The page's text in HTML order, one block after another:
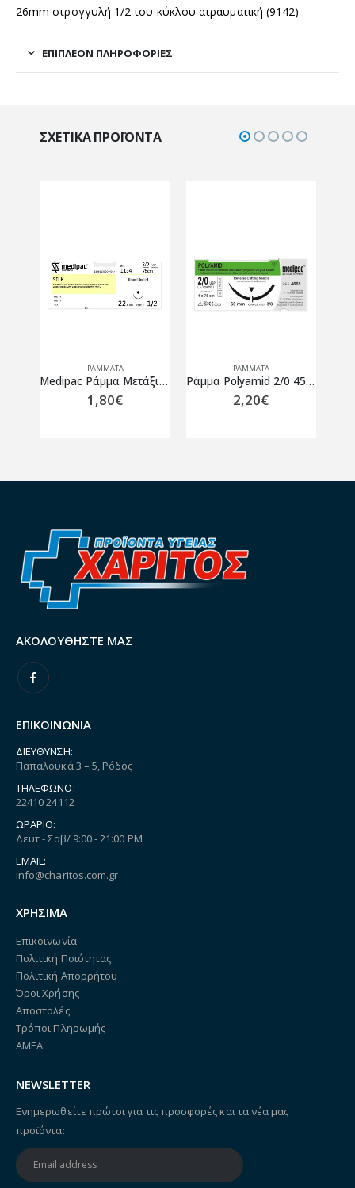
26mm στρογγυλή 1/2 του κύκλου ατραυματική (9142)
ΕΠΙΠΛΈΟΝ ΠΛΗΡΟΦΟΡΊΕΣ
ΣΧΕΤΙΚΆ ΠΡΟΪΌΝΤΑ
ΡΆΜΜΑΤΑ
Medipac Ράμμα Μετάξι 2/0 22mm 75cm 1/2 Κόπτουσα
1,80€
ΡΆΜΜΑΤΑ
Ράμμα Polyamid 2/0 45 εκ. 26 χιλ. 3/8 του κύκλου κόπτουσα Medipac 1 τμχ.
2,20€
ΑΚΟΛΟΥΘΉΣΤΕ ΜΑΣ
ΕΠΙΚΟΙΝΩΝΙΑ
ΔΙΕΎΘΥΝΣΗ:
Παπαλουκά 3 – 5, Ρόδος
ΤΗΛΈΦΩΝΟ:
22410 24112
ΩΡΆΡΙΟ:
Δευτ - Σαβ/ 9:00 - 21:00 PM
EMAIL:
info@charitos.com.gr
ΧΡΗΣΙΜΑ
Επικοινωνία
Πολιτική Ποιότητας
Πολιτική Απορρήτου
Όροι Χρήσης
Αποστολές
Τρόποι Πληρωμής
ΑΜΕΑ
NEWSLETTER
Ενημερωθείτε πρώτοι για τις προσφορές και τα νέα μας
προϊόντα: